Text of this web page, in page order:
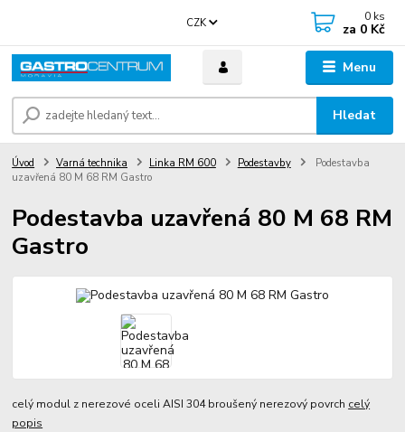
Menu
CZK
Hledat
0 ks
za 0 Kč
Úvod Varná technika Linka RM 600 Podestavby
Podestavba
uzavřená 80 M 68 RM Gastro
Podestavba uzavřená 80 M 68 RM
Gastro
celý modul z nerezové oceli AISI 304 broušený nerezový povrch celý
popis